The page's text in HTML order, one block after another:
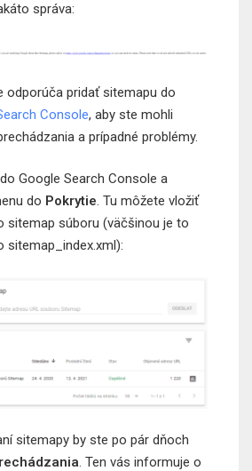
správa:
odporúča pridať sitemapu do
Console, aby ste mohli
a prípadné problémy.
Google Search Console a
do Pokrytie. Tu môžete vložiť
sitemap súboru (väčšinou je to
sitemap_index.xml):
sitemapy by ste po pár dňoch
. Ten vás informuje o